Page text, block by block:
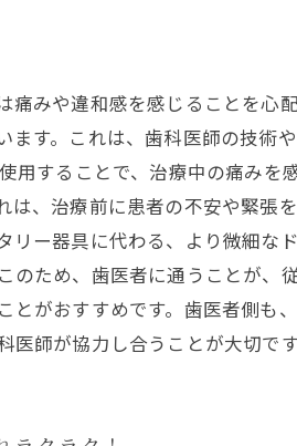
痛みや違和感を感じることを心
ます。これは、歯科医師の技術
用することで、治療中の痛み
は、治療前に患者の不安や緊張
リー器具に代わる、より微細な
のため、歯医者に通うことが
とがおすすめです。歯医者側も
師が協力し合うことが大切です